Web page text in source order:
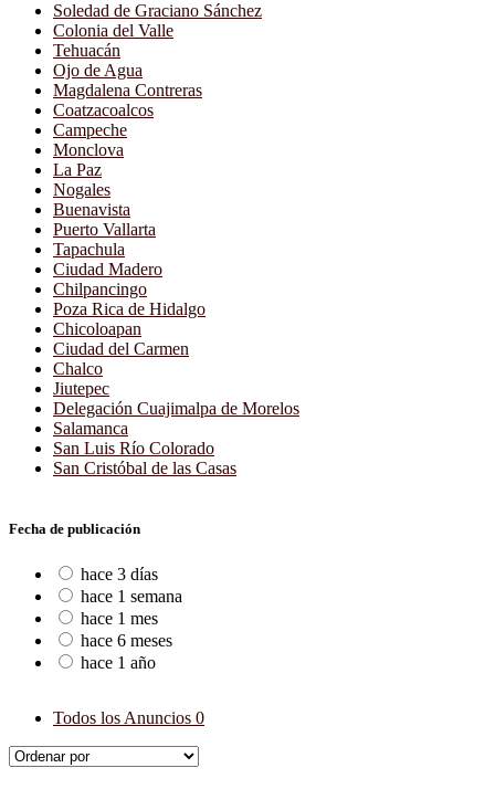
Soledad de Graciano Sánchez
Colonia del Valle
Tehuacán
Ojo de Agua
Magdalena Contreras
Coatzacoalcos
Campeche
Monclova
La Paz
Nogales
Buenavista
Puerto Vallarta
Tapachula
Ciudad Madero
Chilpancingo
Poza Rica de Hidalgo
Chicoloapan
Ciudad del Carmen
Chalco
Jiutepec
Delegación Cuajimalpa de Morelos
Salamanca
San Luis Río Colorado
San Cristóbal de las Casas
Fecha de publicación
hace 3 días
hace 1 semana
hace 1 mes
hace 6 meses
hace 1 año
Todos los Anuncios 0